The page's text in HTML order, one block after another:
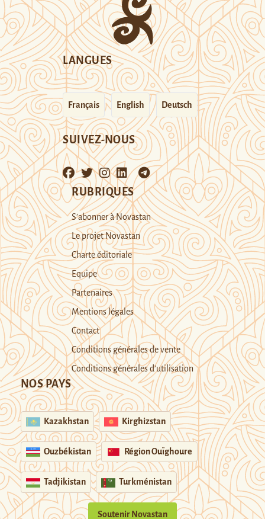
LANGUES
Français English Deutsch
SUIVEZ-NOUS
RUBRIQUES
S’abonner à Novastan
Le projet Novastan
Charte éditoriale
Equipe
Partenaires
Mentions légales
Contact
Conditions générales de vente
Conditions générales d’utilisation
NOS PAYS
Kazakhstan Kirghizstan
Ouzbékistan Région Ouïghoure
Tadjikistan Turkménistan
Soutenir Novastan